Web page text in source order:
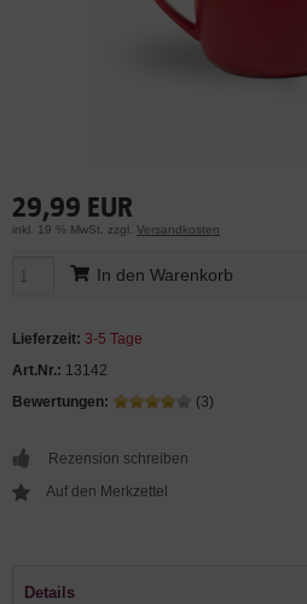
29,99 EUR
inkl. 19 % MwSt. zzgl. Versandkosten
In den Warenkorb
Lieferzeit: 3-5 Tage
Art.Nr.: 13142
Bewertungen:
(3)
Rezension schreiben
Details